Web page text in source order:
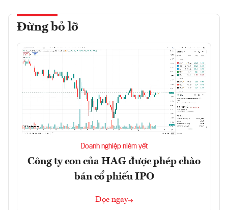
Đừng bỏ lỡ
Doanh nghiệp niêm yết
Công ty con của HAG được phép chào
bán cổ phiếu IPO
Đọc ngay